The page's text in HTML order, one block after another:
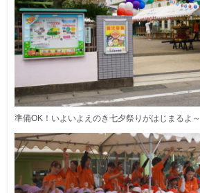
準備OK！いよいよえのき七夕祭りがはじまるよ～